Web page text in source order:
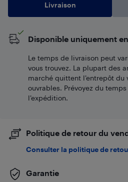
Livraison
Disponible uniquement
Le temps de livraison peut
vous trouvez. La plupart des
marché quittent l’entrepôt du
ouvrables. Prévoyez du
l’expédition.
Politique de retour du
Consulter la politique de
Garantie